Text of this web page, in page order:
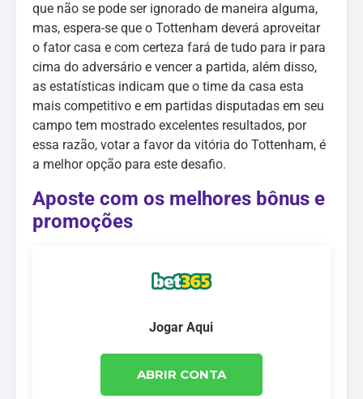
que não se pode ser ignorado de maneira alguma,
mas, espera-se que o Tottenham deverá aproveitar
o fator casa e com certeza fará de tudo para ir para
cima do adversário e vencer a partida, além disso,
as estatísticas indicam que o time da casa esta
mais competitivo e em partidas disputadas em seu
campo tem mostrado excelentes resultados, por
essa razão, votar a favor da vitória do Tottenham, é
a melhor opção para este desafio.
Aposte com os melhores bônus e
promoções
Jogar Aqui
ABRIR CONTA